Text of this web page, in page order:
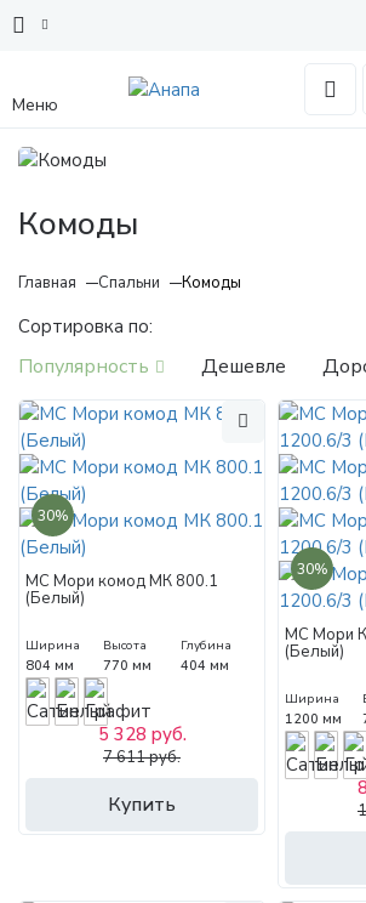
Меню
Комоды
Главная Спальни Комоды
Сортировка по:
Популярность Дешевле
30%
МС Мори комод МК 800.1
(Белый)
Ширина
804 мм
Высота
770 мм
Глубина
404 мм
Купить
5 328 руб.
7 611 руб.
30%
МС Мори
(Белый)
Ширина
1200 мм